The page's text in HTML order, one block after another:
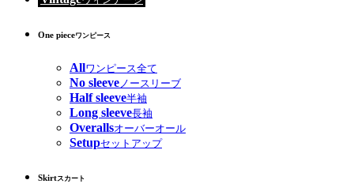
One pieceワンピース
Allワンピース全て
No sleeve ノースリーブ
Half sleeve半袖
Long sleeve長袖
Overallsオーバーオール
Setupセットアップ
Skirtスカート